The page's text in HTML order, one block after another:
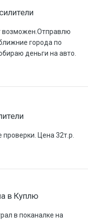
возможен.Отправлю
города по
деньги на авто.
Цена 32т.р.
в Куплю
в поканалке на